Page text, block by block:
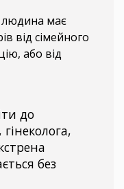
людина має
від сімейного
або від
до
без